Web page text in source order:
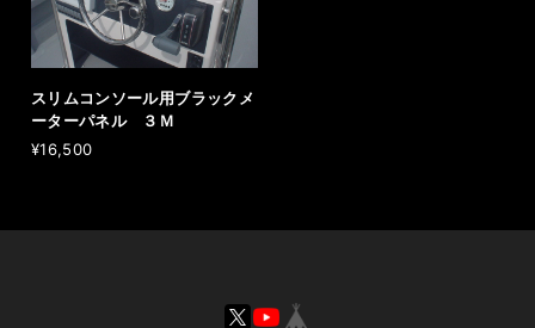
スリムコンソール用ブラックメ
ーターパネル ３Ｍ
¥16,500